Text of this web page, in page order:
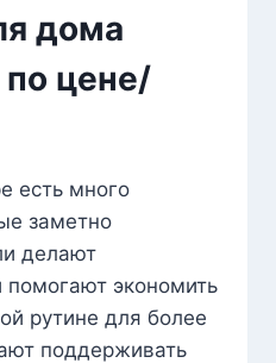
дома
по цене/
есть много
заметно
делают
экономить
рутине для более
поддерживать